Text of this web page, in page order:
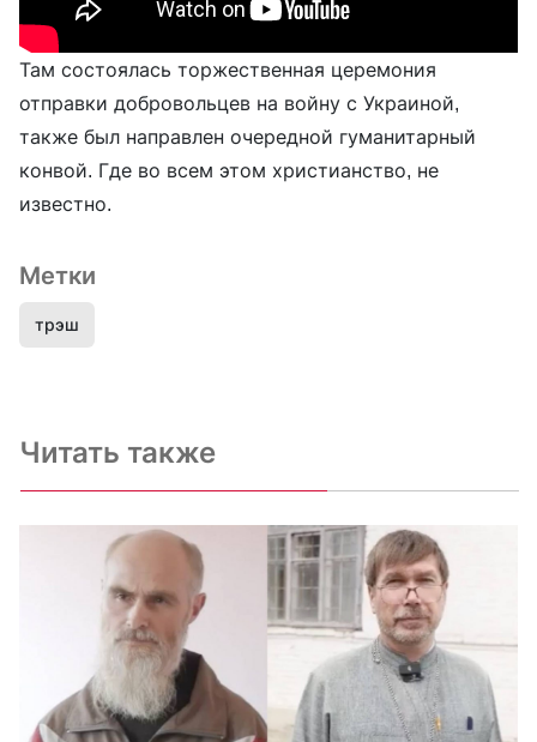
Там состоялась торжественная церемония
отправки добровольцев на войну с Украиной,
также был направлен очередной гуманитарный
конвой. Где во всем этом христианство, не
известно.
Метки
трэш
Читать также